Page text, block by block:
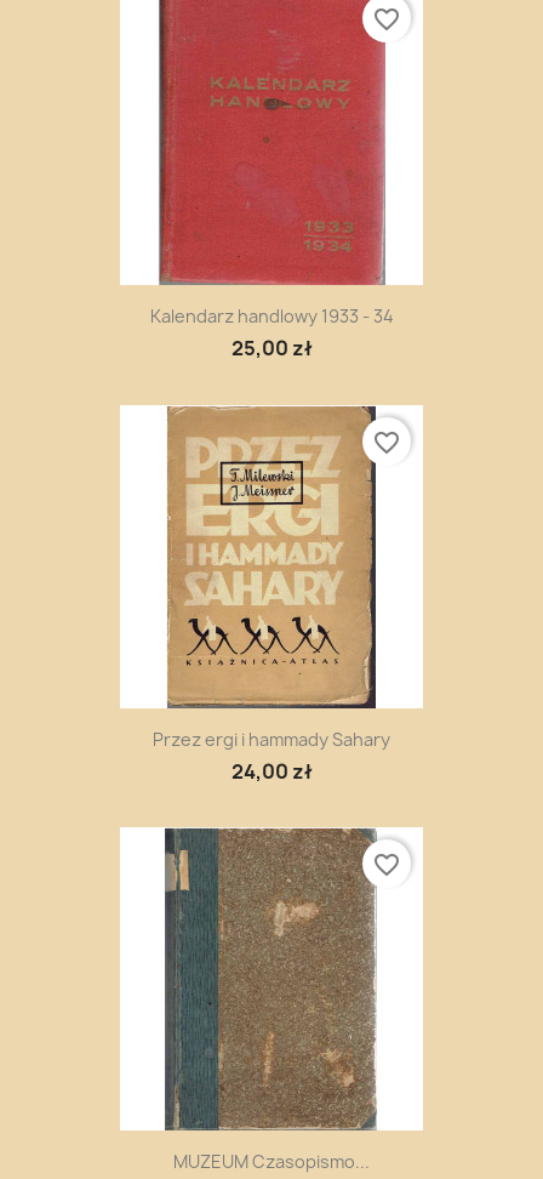
Kalendarz handlowy 1933 - 34
25,00 zł
favorite_border
Przez ergi i hammady Sahary
24,00 zł
favorite_border
MUZEUM Czasopismo...
favorite_border